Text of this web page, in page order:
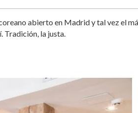
abierto en Madrid y tal vez el
Tradición, la justa.